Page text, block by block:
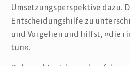
Umsetzungsperspektive dazu.
Entscheidungshilfe zu
und Vorgehen und hilfst, »die
tun«.